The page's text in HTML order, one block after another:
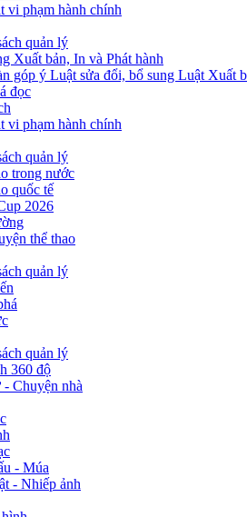
vi phạm hành chính
quản lý
Xuất bản, In và Phát hành
góp ý Luật sửa đổi, bổ sung Luật Xuất
đọc
vi phạm hành chính
quản lý
trong nước
quốc tế
2026
thể thao
quản lý
quản lý
360 độ
- Chuyện nhà
- Múa
- Nhiếp ảnh